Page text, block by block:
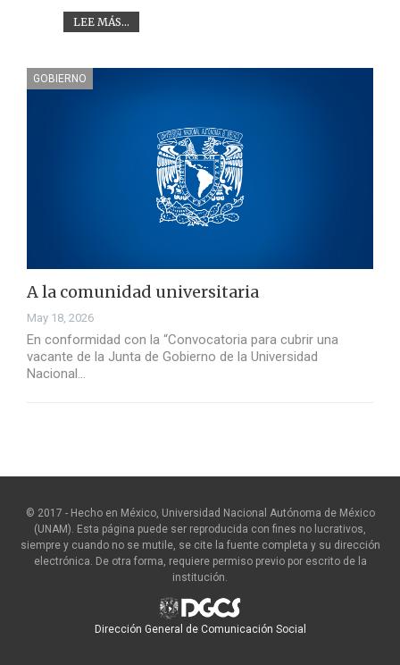
LEE MÁS...
GOBIERNO
A la comunidad universitaria
May 18, 2026
En conformidad con la “Convocatoria para cubrir una
vacante de la Junta de Gobierno de la Universidad
Nacional…
© 2017 - Hecho en México, Universidad Nacional Autónoma de México
(UNAM). Esta página puede ser reproducida con fines no lucrativos,
siempre y cuando no se mutile, se cite la fuente completa y su dirección
electrónica. De otra forma, requiere permiso previo por escrito de la
institución.
Dirección General de Comunicación Social